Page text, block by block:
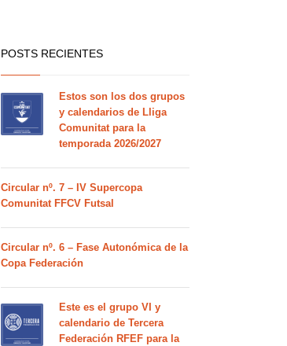
POSTS RECIENTES
Estos son los dos grupos
y calendarios de Lliga
Comunitat para la
temporada 2026/2027
Circular nº. 7 – IV Supercopa
Comunitat FFCV Futsal
Circular nº. 6 – Fase Autonómica de la
Copa Federación
Este es el grupo VI y
calendario de Tercera
Federación RFEF para la